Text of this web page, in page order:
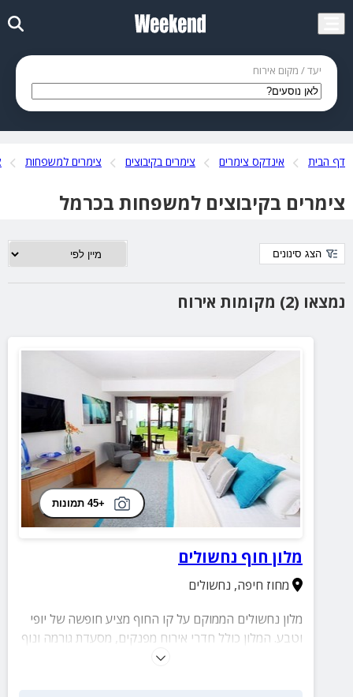
יעד / מקום אירוח
דף הבית אינדקס צימרים צימרים בקיבוצים צימרים למשפחות
צימרים בקיבוצים למשפחות בכרמל
נמצאו (2) מקומות אירוח
הצג סינונים
+45 תמונות
מלון חוף נחשולים
מחוז חיפה, נחשולים
מלון נחשולים הממוקם על קו החוף מציע חופשה של יופי
וטבע. המלון כולל חדרי אירוח מפנקים, מסעדת גורמה ונוף